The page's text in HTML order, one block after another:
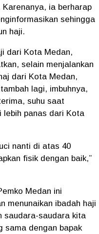
Karenanya, ia berharap
sehingga
haji.
dari Kota Medan,
selain menjalankan
dari Kota Medan,
lagi, imbuhnya,
suhu saat
lebih panas dari Kota
nanti di atas 40
fisik dengan baik,”
Medan ini
menunaikan ibadah haji
saudara-saudara kita
sama dengan bapak